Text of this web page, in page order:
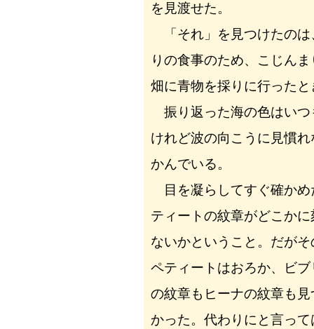
を見渡せた。
「それ」を見つけたのは
りの食事のため、こじん
畑に青物を採りに行った
振り返った海の色はいつ
けれど波の向こうに見慣
かんでいる。
目を凝らしてすぐ確かめ
ティートの紋章がどこか
ないかということ。だが
ペティートはおろか、ビ
の紋章もヒーナの紋章も
かった。代わりにと言っ